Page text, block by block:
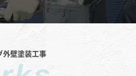
外壁塗装工事